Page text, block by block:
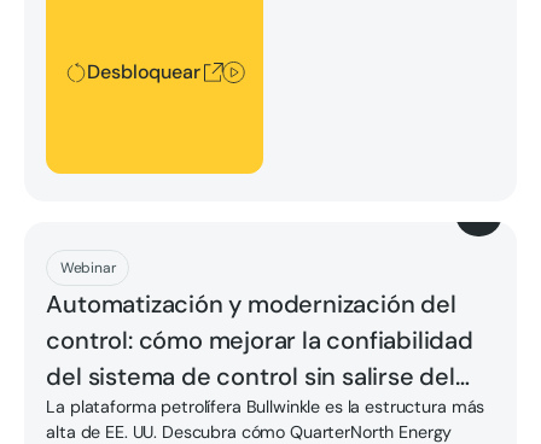
Desbloquear
Webinar
Automatización y modernización del
control: cómo mejorar la confiabilidad
del sistema de control sin salirse del
presupuesto
La plataforma petrolífera Bullwinkle es la estructura más
alta de EE. UU. Descubra cómo QuarterNorth Energy
Descargar